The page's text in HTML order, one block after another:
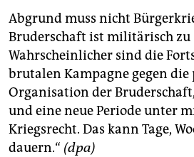
Abgrund muss nicht
Bruderschaft ist militärisch zu
Wahrscheinlicher sind die
brutalen Kampagne gegen
Organisation der
und eine neue Periode unter
Kriegsrecht. Das kann Tage,
dauern.“ (dpa)